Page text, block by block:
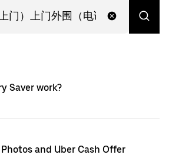
Saver work?
and Uber Cash Offer